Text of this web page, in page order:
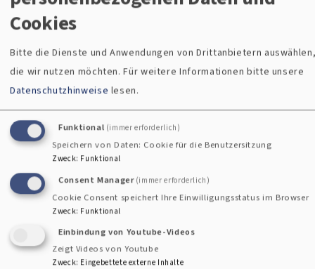
Cookies
Bitte die Dienste und Anwendungen von Drittanbietern
die wir nutzen möchten.Für weitere Informationen bitte unsere
Datenschutzhinweise lesen.
Funktional (immer erforderlich)
Speichern von Daten: Cookie für die Benutzersitzung
Zweck: Funktional
Consent Manager (immer erforderlich)
Cookie Consent speichert Ihre Einwilligungsstatus im Browser
Zweck: Funktional
Einbindung von Youtube-Videos
Zeigt Videos von Youtube
Zweck: Eingebettete externe Inhalte